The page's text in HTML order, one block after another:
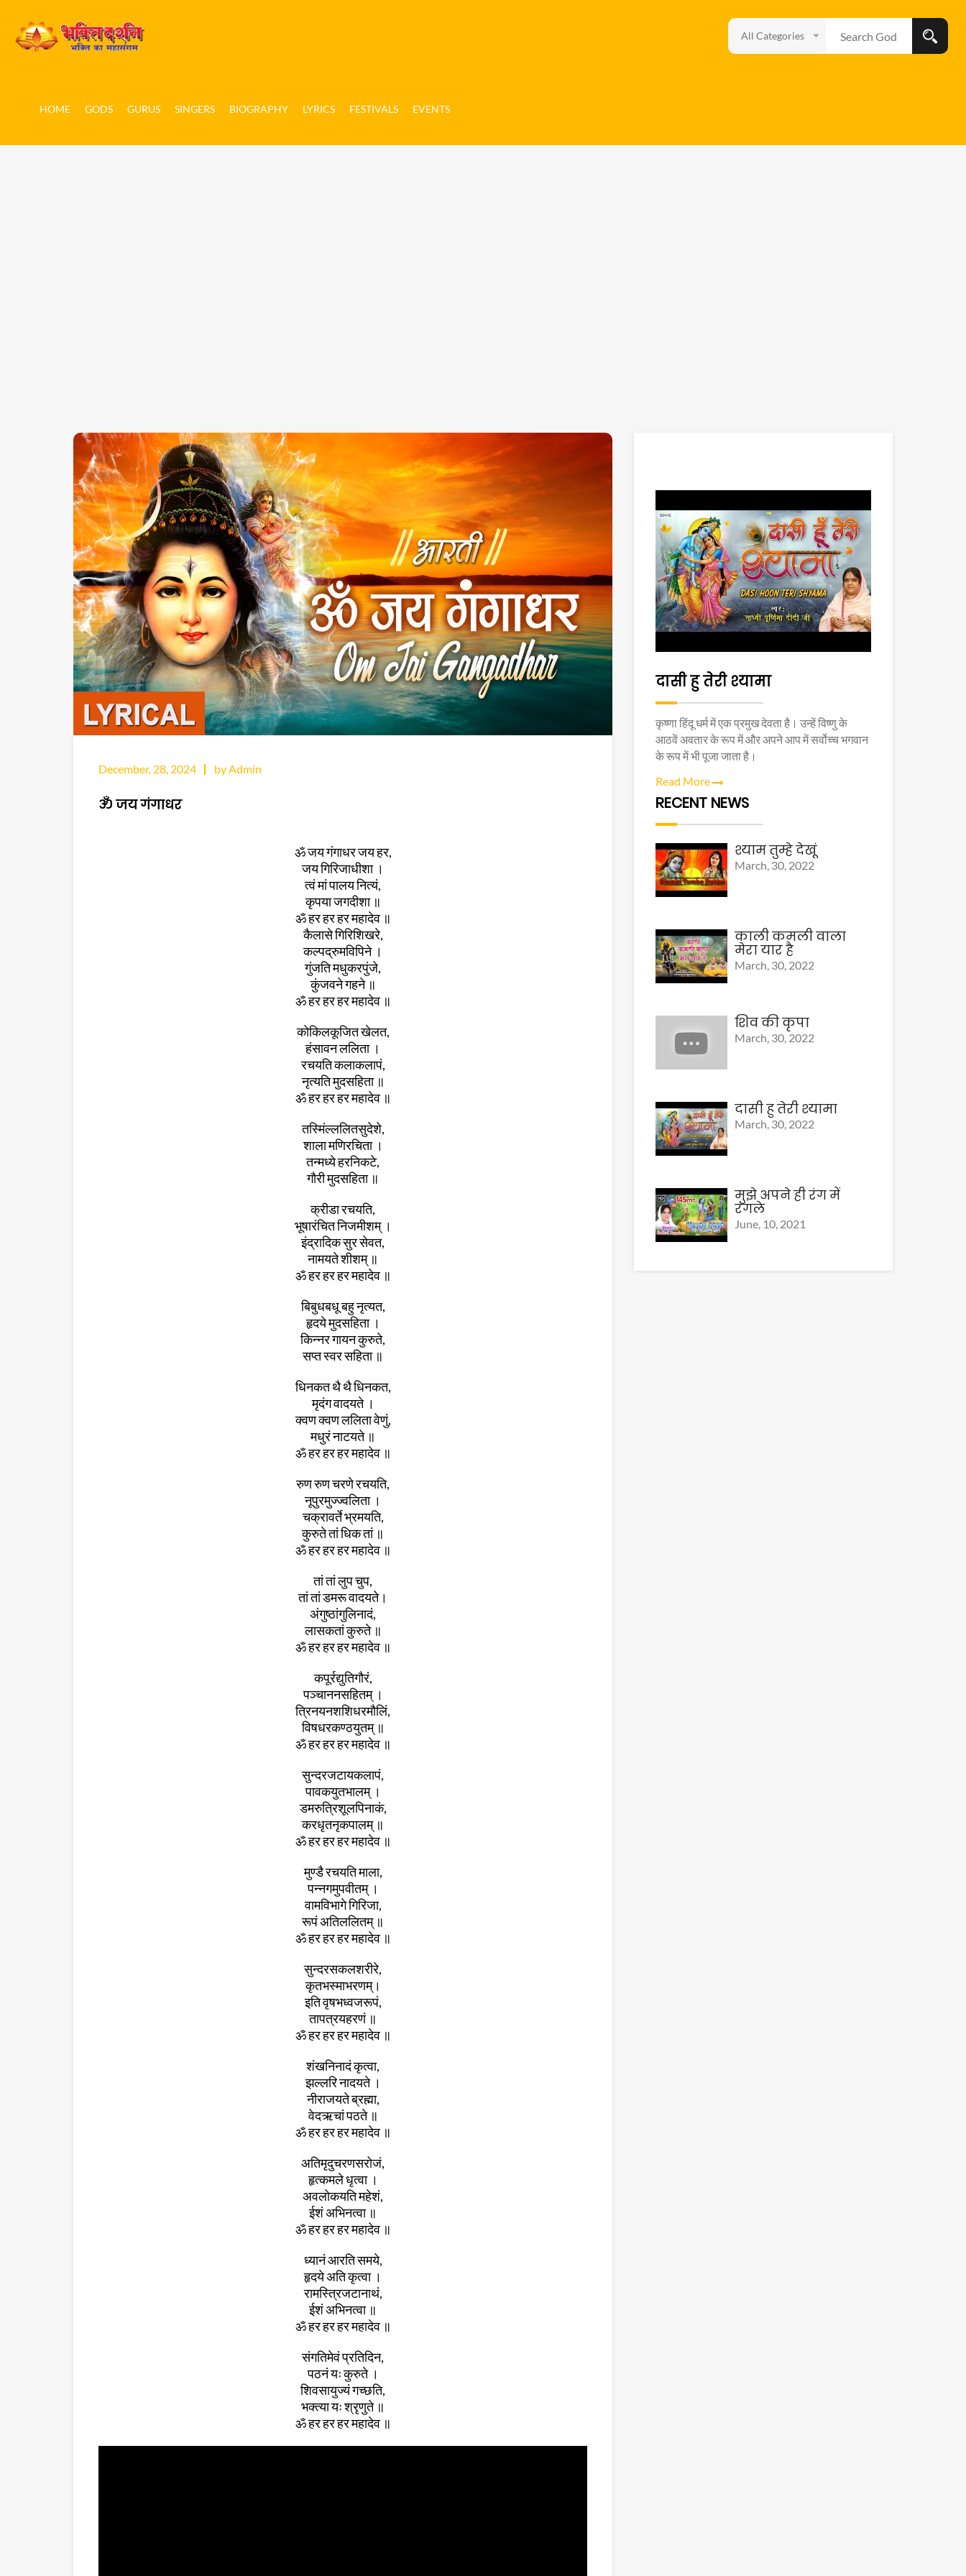
HOME GODS GURUS SINGERS BIOGRAPHY LYRICS FESTIVALS EVENTS
All Categories
December, 28, 2024 by Admin
ॐ जय गंगाधर
ॐ जय गंगाधर जय हर,
जय गिरिजाधीशा ।
त्वं मां पालय नित्यं,
कृपया जगदीशा ॥
ॐ हर हर हर महादेव ॥
कैलासे गिरिशिखरे,
कल्पद्रुमविपिने ।
गुंजति मधुकरपुंजे,
कुंजवने गहने ॥
ॐ हर हर हर महादेव ॥
कोकिलकूजित खेलत,
हंसावन ललिता ।
रचयति कलाकलापं,
नृत्यति मुदसहिता ॥
ॐ हर हर हर महादेव ॥
तस्मिंल्ललितसुदेशे,
शाला मणिरचिता ।
तन्मध्ये हरनिकटे,
गौरी मुदसहिता ॥
क्रीडा रचयति,
भूषारंचित निजमीशम् ‌।
इंद्रादिक सुर सेवत,
नामयते शीशम्‌ ॥
ॐ हर हर हर महादेव ॥
बिबुधबधू बहु नृत्यत,
हृदये मुदसहिता ।
किन्नर गायन कुरुते,
सप्त स्वर सहिता ॥
धिनकत थै थै धिनकत,
मृदंग वादयते ।
क्वण क्वण ललिता वेणुं,
मधुरं नाटयते ॥
ॐ हर हर हर महादेव ॥
रुण रुण चरणे रचयति,
नूपुरमुज्ज्वलिता ।
चक्रावर्ते भ्रमयति,
कुरुते तां धिक तां ॥
ॐ हर हर हर महादेव ॥
तां तां लुप चुप,
तां तां डमरू वादयते।
अंगुष्ठांगुलिनादं,
लासकतां कुरुते ॥
ॐ हर हर हर महादेव ॥
कपूर्रद्युतिगौरं,
पञ्चाननसहितम् ।
त्रिनयनशशिधरमौलिं,
विषधरकण्ठयुतम्‌ ॥
ॐ हर हर हर महादेव ॥
सुन्दरजटायकलापं,
पावकयुतभालम् ‌।
डमरुत्रिशूलपिनाकं,
करधृतनृकपालम्‌ ॥
ॐ हर हर हर महादेव ॥
मुण्डै रचयति माला,
पन्नगमुपवीतम् ‌।
वामविभागे गिरिजा,
रूपं अतिललितम्‌ ॥
ॐ हर हर हर महादेव ॥
सुन्दरसकलशरीरे,
कृतभस्माभरणम्‌।
इति वृषभध्वजरूपं,
तापत्रयहरणं ॥
ॐ हर हर हर महादेव ॥
शंखनिनादं कृत्वा,
झल्लरि नादयते ।
नीराजयते ब्रह्मा,
वेदऋचां पठते ॥
ॐ हर हर हर महादेव ॥
अतिमृदुचरणसरोजं,
हृत्कमले धृत्वा ।
अवलोकयति महेशं,
ईशं अभिनत्वा ॥
ॐ हर हर हर महादेव ॥
ध्यानं आरति समये,
हृदये अति कृत्वा ।
रामस्त्रिजटानाथं,
ईशं अभिनत्वा ॥
ॐ हर हर हर महादेव ॥
संगतिमेवं प्रतिदिन,
पठनं यः कुरुते ।
शिवसायुज्यं गच्छति,
भक्त्या यः श्रृणुते ॥
ॐ हर हर हर महादेव ॥
दासी हु तेरी श्यामा
कृष्णा हिंदू धर्म में एक प्रमुख देवता है। उन्हें विष्णु के
आठवें अवतार के रूप में और अपने आप में सर्वोच्च भगवान
के रूप में भी पूजा जाता है।
Read More
RECENT NEWS
श्याम तुम्हे देखूं
March, 30, 2022
काली कमली वाला
मेरा यार है
March, 30, 2022
शिव की कृपा
March, 30, 2022
दासी हु तेरी श्यामा
March, 30, 2022
मुझे अपने ही रंग में
रंगले
June, 10, 2021